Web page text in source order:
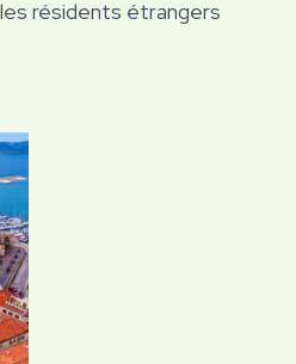
résidents étrangers